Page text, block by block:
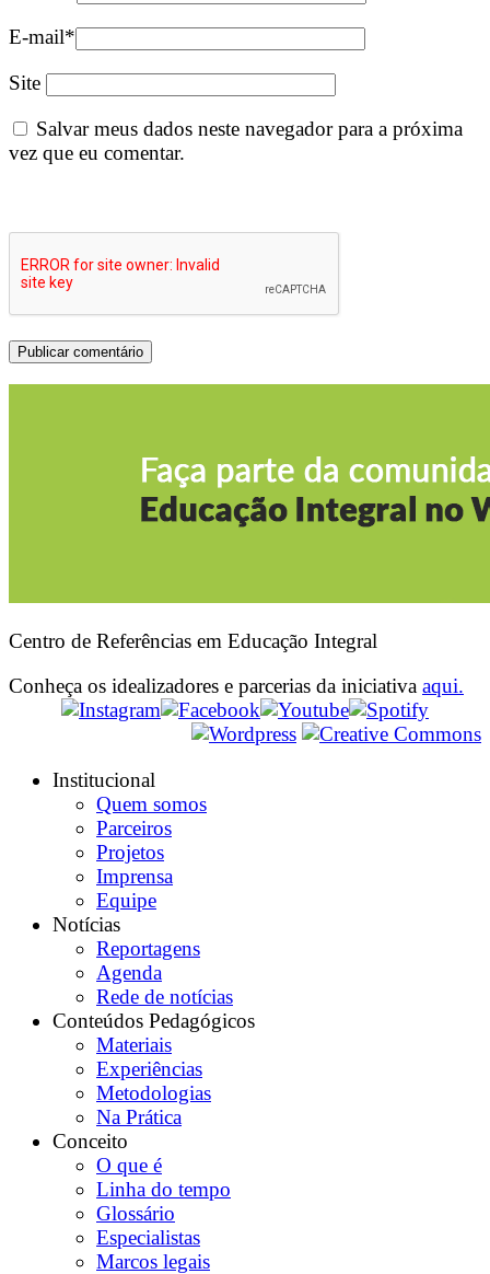
E-mail*
Site
Salvar meus dados neste navegador para a próxima
vez que eu comentar.
Centro de Referências em Educação Integral
Conheça os idealizadores e parcerias da iniciativa aqui.
Institucional
Quem somos
Parceiros
Projetos
Imprensa
Equipe
Notícias
Reportagens
Agenda
Rede de notícias
Conteúdos Pedagógicos
Materiais
Experiências
Metodologias
Na Prática
Conceito
O que é
Linha do tempo
Glossário
Especialistas
Marcos legais